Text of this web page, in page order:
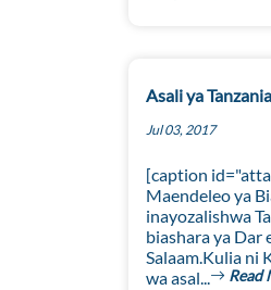
Asali ya
Jul 03, 2017
[caption
Maendeleo ya
inayozalishwa
biashara ya Dar
Salaam.Kulia ni
wa asal...
Read